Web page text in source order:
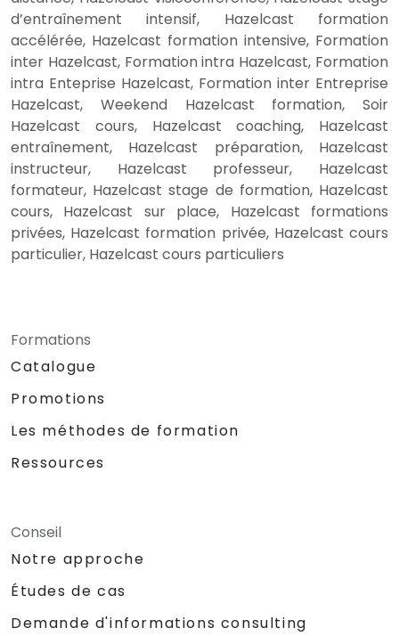
d’entraînement intensif, Hazelcast formation
accélérée, Hazelcast formation intensive, Formation
inter Hazelcast, Formation intra Hazelcast, Formation
intra Enteprise Hazelcast, Formation inter Entreprise
Hazelcast, Weekend Hazelcast formation, Soir
Hazelcast cours, Hazelcast coaching, Hazelcast
entraînement, Hazelcast préparation, Hazelcast
instructeur, Hazelcast professeur, Hazelcast
formateur, Hazelcast stage de formation, Hazelcast
cours, Hazelcast sur place, Hazelcast formations
privées, Hazelcast formation privée, Hazelcast cours
particulier, Hazelcast cours particuliers
Formations
Catalogue
Promotions
Les méthodes de formation
Ressources
Conseil
Notre approche
Études de cas
Demande d'informations consulting